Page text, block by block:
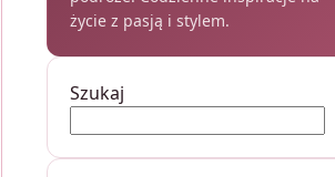
życie z pasją i stylem.
Szukaj